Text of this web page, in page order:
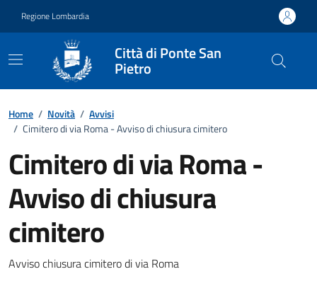
Regione Lombardia
Città di Ponte San
Pietro
Home / Novità / Avvisi
/ Cimitero di via Roma - Avviso di chiusura cimitero
Cimitero di via Roma -
Avviso di chiusura
cimitero
Dettagli della notizia
Avviso chiusura cimitero di via Roma